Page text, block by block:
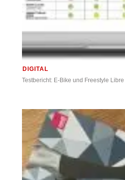
DIGITAL
Testbericht: E-Bike und Freestyle